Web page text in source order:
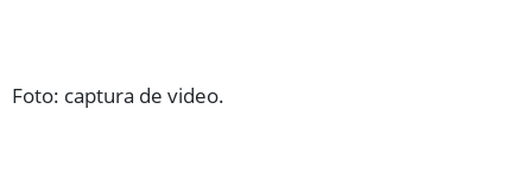
Foto: captura de video.